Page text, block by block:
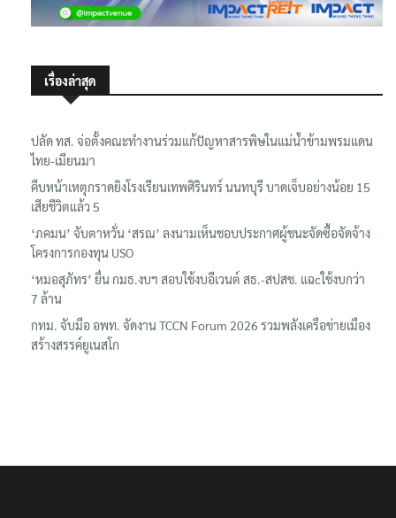
เรื่องล่าสุด
ปลัด ทส. จ่อตั้งคณะทำงานร่วมแก้ปัญหาสารพิษในแม่น้ำข้ามพรมแดน
ไทย-เมียนมา
คืบหน้าเหตุกราดยิงโรงเรียนเทพศิรินทร์ นนทบุรี บาดเจ็บอย่างน้อย 15
เสียชีวิตแล้ว 5
‘ภคมน’ จับตาหวั่น ‘สรณ’ ลงนามเห็นชอบประกาศผู้ชนะจัดซื้อจัดจ้าง
โครงการกองทุน USO
‘หมอสุภัทร’ ยื่น กมธ.งบฯ สอบใช้งบอีเวนต์ สธ.-สปสช. แฉcใช้งบกว่า
7 ล้าน
กทม. จับมือ อพท. จัดงาน TCCN Forum 2026 รวมพลังเครือข่ายเมือง
สร้างสรรค์ยูเนสโก